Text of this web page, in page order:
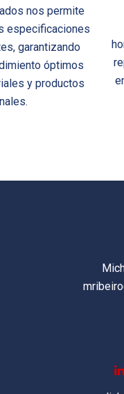
nos permite
especificaciones
garantizando
óptimos
y productos